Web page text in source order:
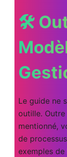
🛠️
Le guide ne
outille.
mentionné,
de
exemples